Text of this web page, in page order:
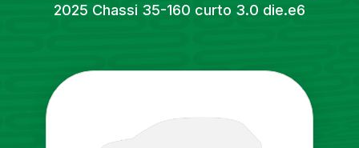
2025 Chassi 35-160 curto 3.0 die.e6